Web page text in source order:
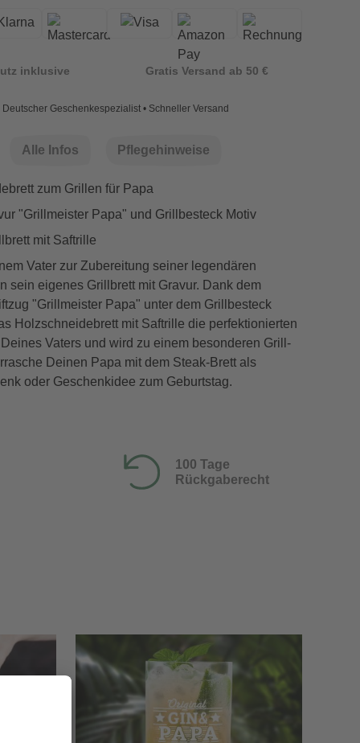
inklusive Gratis Versand ab 50 €
Deutscher Geschenkespezialist • Schneller Versand
Alle Infos Pflegehinweise
zum Grillen für Papa
"Grillmeister Papa" und Grillbesteck Motiv
mit Saftrille
Vater zur Zubereitung seiner legendären
sein eigenes Grillbrett mit Gravur. Dank dem
"Grillmeister Papa" unter dem Grillbesteck
Holzschneidebrett mit Saftrille die perfektionierten
Vaters und wird zu einem besonderen Grill-
Deinen Papa mit dem Steak-Brett als
oder Geschenkidee zum Geburtstag.
100 Tage
Rückgaberecht